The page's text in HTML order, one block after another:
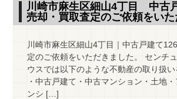
川崎市麻生区細山4丁目 中古
売却・買取査定のご依頼をい
川崎市麻生区細山4丁目｜中古戸建て
定のご依頼をいただきました。 センチ
ウスでは以下のような不動産の取り扱い
・中古戸建て・中古マンション・土地
ンシ […]